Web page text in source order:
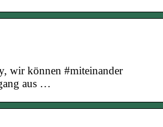
wir können #miteinander
aus …